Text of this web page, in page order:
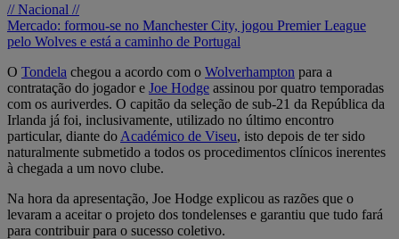
// Nacional //
Mercado: formou-se no Manchester City, jogou Premier League
pelo Wolves e está a caminho de Portugal
O Tondela chegou a acordo com o Wolverhampton para a
contratação do jogador e Joe Hodge assinou por quatro temporadas
com os auriverdes. O capitão da seleção de sub-21 da República da
Irlanda já foi, inclusivamente, utilizado no último encontro
particular, diante do Académico de Viseu, isto depois de ter sido
naturalmente submetido a todos os procedimentos clínicos inerentes
à chegada a um novo clube.
Na hora da apresentação, Joe Hodge explicou as razões que o
levaram a aceitar o projeto dos tondelenses e garantiu que tudo fará
para contribuir para o sucesso coletivo.